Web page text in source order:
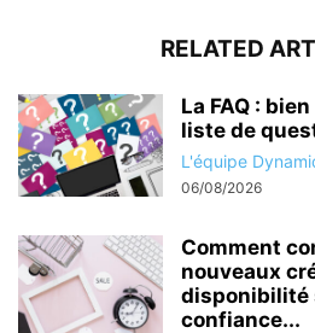
RELATED
La FAQ :
liste de
L'équipe
06/08/2026
Comment
nouveaux
disponibilité
confiance...